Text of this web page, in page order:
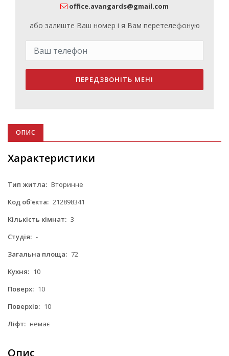
office.avangards@gmail.com
або залиште Ваш номер і я Вам перетелефоную
ПЕРЕДЗВОНІТЬ МЕНІ
ОПИС
Характеристики
Тип житла: Вторинне
Код об'єкта: 212898341
Кількість кімнат: 3
Студія: -
Загальна площа: 72
Кухня: 10
Поверх: 10
Поверхів: 10
Ліфт: немає
Опис